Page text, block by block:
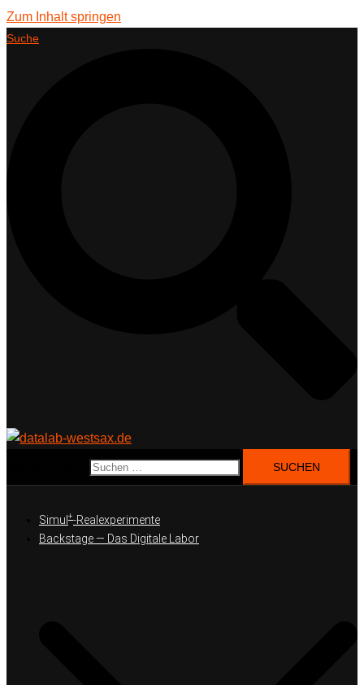
Zum Inhalt springen
Suche
Simul +-Realexperimente
Backstage — Das Digitale Labor